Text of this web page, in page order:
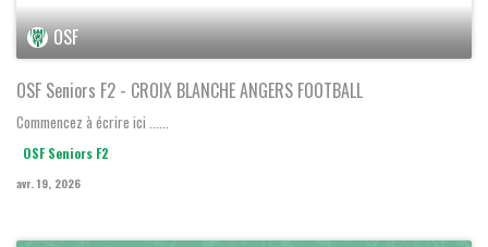
OSF
OSF Seniors F2 - CROIX BLANCHE ANGERS FOOTBALL
Commencez à écrire ici ......
OSF Seniors F2
avr. 19, 2026